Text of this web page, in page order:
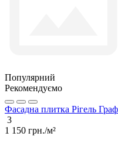
Популярний
Рекомендуємо
Фасадна плитка Рігель
3
1 150 грн./м²